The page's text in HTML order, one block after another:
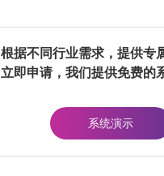
根据不同行业需求，提供专
立即申请，我们提供免费的
系统演示